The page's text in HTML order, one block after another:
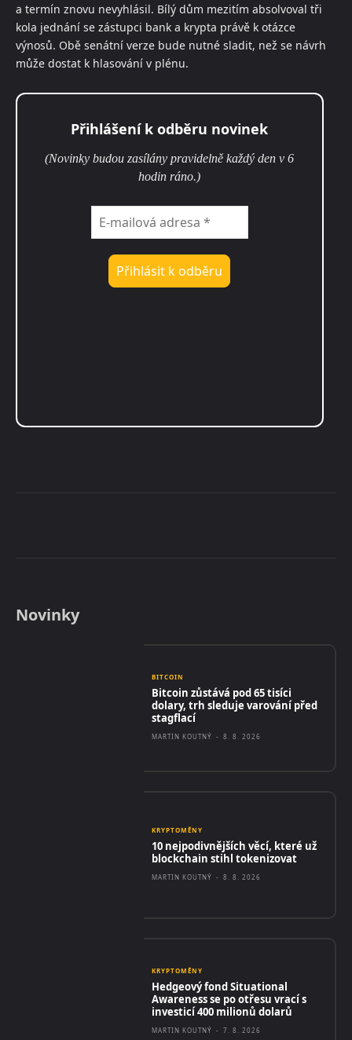
a termín znovu nevyhlásil. Bílý dům mezitím absolvoval tři
kola jednání se zástupci bank a krypta právě k otázce
výnosů. Obě senátní verze bude nutné sladit, než se návrh
může dostat k hlasování v plénu.
Přihlášení k odběru novinek
(Novinky budou zasílány pravidelně každý den v 6
hodin ráno.)
Novinky
BITCOIN
Bitcoin zůstává pod 65 tisíci
dolary, trh sleduje varování před
stagflací
MARTIN KOUTNÝ - 8. 8. 2026
KRYPTOMĚNY
10 nejpodivnějších věcí, které už
blockchain stihl tokenizovat
MARTIN KOUTNÝ - 8. 8. 2026
KRYPTOMĚNY
Hedgeový fond Situational
Awareness se po otřesu vrací s
investicí 400 milionů dolarů
MARTIN KOUTNÝ - 7. 8. 2026